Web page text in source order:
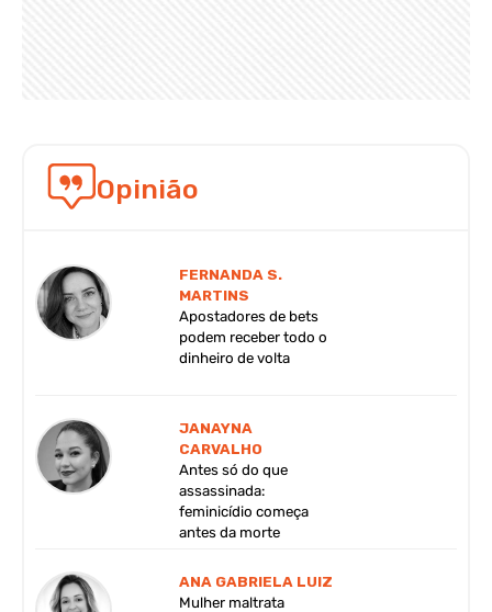
Opinião
FERNANDA S.
MARTINS
Apostadores de bets
podem receber todo o
dinheiro de volta
JANAYNA
CARVALHO
Antes só do que
assassinada:
feminicídio começa
antes da morte
ANA GABRIELA LUIZ
Mulher maltrata